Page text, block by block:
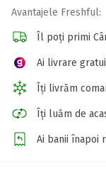
Avantajele Freshful:
Îl poți primi
Ai livrare
Îți livrăm
Îți luăm de
Ai banii înapoi